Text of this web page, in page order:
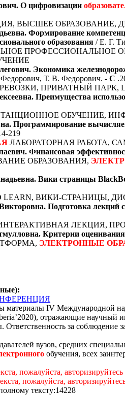
О цифровизации
ВЫСШЕЕ
Формирование
образования / Е. Г.
Экономика
Т. В. Федорович. - С
ПРИВАТНЫЙ
Преимущества
ОБУЧЕНИЕ,
Программирование
219
ЛАБОРАТОРНАЯ РАБОТА,
Финансовая
ОБРАЗОВАНИЯ,
Вики страницы
LEARN, ВИКИ-СТРАНИЦЫ,
Подготовка лекций
ЛЕКЦИЯ,
Критерии
ЭЛЕКТРОННЫЕ
материалы IV Международной
отражающие научный
Ответственность за соблюдение
вузов, средних
обучения, всех
пожалуйста, авторизируйтесь
пожалуйста,
тексту:14228